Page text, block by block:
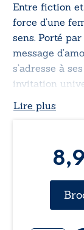
Entre fiction
force d’une
sens. Porté
message
s’adresse à
invitation
Lire plus